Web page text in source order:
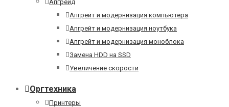
Апгрейд
Апгрейт и модернизация компьютера
Апгрейт и модернизация ноутбука
Апгрейт и модернизация моноблока
Замена HDD на SSD
Увеличение скорости
Оргтехника
Принтеры